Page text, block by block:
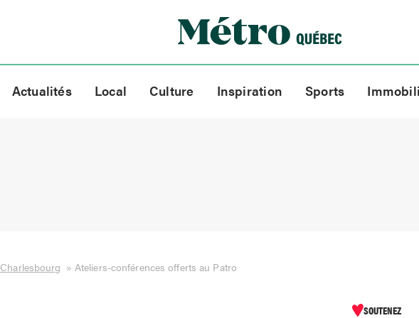
Actualités Local Culture Inspiration Sports
Charlesbourg » Ateliers-conférences offerts au Patro
SOUTENEZ